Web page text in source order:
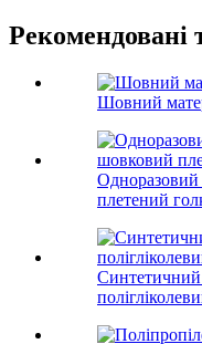
Рекомендовані
Шовний
плетений
Синтетичний